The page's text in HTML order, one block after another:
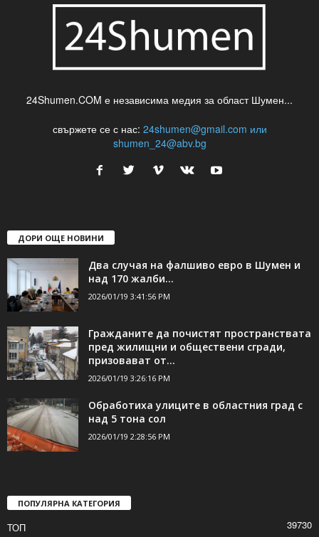
24Shumen.COM е независима медия за област Шумен...
свържете се с нас: 24shumen@gmail.com или
shumen_24@abv.bg
ДОРИ ОЩЕ НОВИНИ
Два случая на фалшиво евро в Шумен и
над 170 жалби...
2026/01/19 3:41:56 PM
Гражданите да почистят пространствата
пред жилищни и обществени сгради,
призовават от...
2026/01/19 3:26:16 PM
Обработиха улиците в областния град с
над 5 тона сол
2026/01/19 2:28:56 PM
ПОПУЛЯРНА КАТЕГОРИЯ
ТОП 39730